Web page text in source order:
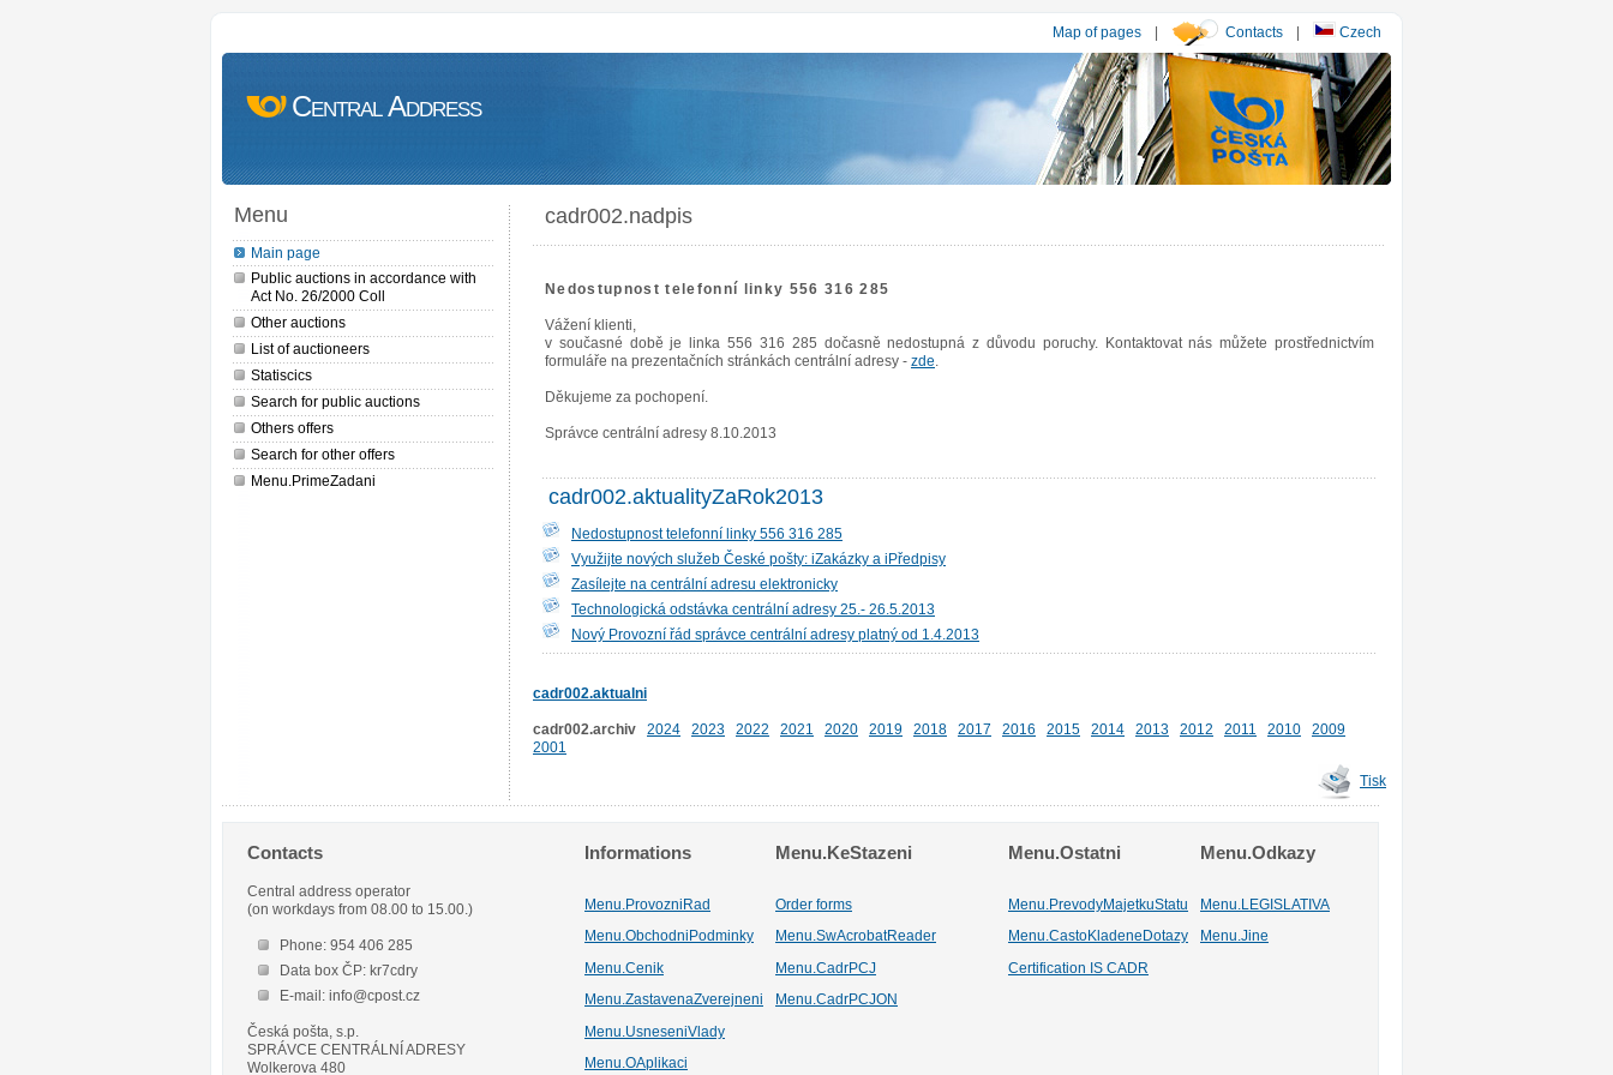
Map of pages | Contacts | Czech
Central Address
Menu
Main page
Public auctions in accordance with
Act No. 26/2000 Coll
Other auctions
List of auctioneers
Statiscics
Search for public auctions
Others offers
Search for other offers
Menu.PrimeZadani
cadr002.nadpis
Nedostupnost telefonní linky 556 316 285
Vážení klienti,
v současné době je linka 556 316 285 dočasně nedostupná z důvodu poruchy. Kontaktovat nás můžete prostřednictvím
formuláře na prezentačních stránkách centrální adresy - zde
Děkujeme za pochopení.
Správce centrální adresy 8.10.2013
cadr002.aktualityZaRok2013
Nedostupnost telefonní linky 556 316 285
Využijte nových služeb České pošty: iZakázky a iPředpisy
Zasílejte na centrální adresu elektronicky
Technologická odstávka centrální adresy 25.- 26.5.2013
Nový Provozní řád správce centrální adresy platný od 1.4.2013
cadr002.aktualni
cadr002.archiv 2024 2023 2022 2021 2020 2019 2018 2017 2016 2015 2014 2013 2012 2011 2010
2009
2001
Tisk
Contacts
Central address operator
(on workdays from 08.00 to 15.00.)
Phone: 954 406 285
Data box ČP: kr7cdry
E-mail: info@cpost.cz
Česká pošta, s.p.
SPRÁVCE CENTRÁLNÍ ADRESY
Wolkerova 480
Informations Menu.KeStazeni Menu.Ostatni Menu.Odkazy
Menu.ProvozniRad Order forms Menu.PrevodyMajetkuStatu
Menu.LEGISLATIVA
Menu.ObchodniPodminky
Menu.SwAcrobatReader Menu.CastoKladeneDotazy Menu.Jine
Menu.Cenik Menu.CadrPCJ
Certification IS CADR
Menu.ZastavenaZverejneni
Menu.CadrPCJON
Menu.UsneseniVlady
Menu.OAplikaci